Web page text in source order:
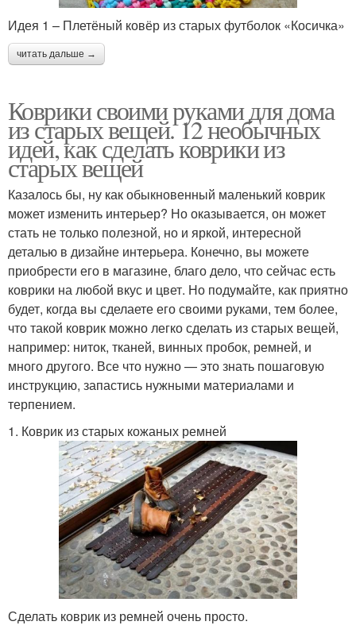
Идея 1 – Плетёный ковёр из старых футболок «Косичка»
читать дальше →
Коврики своими руками для дома
из старых вещей. 12 необычных
идей, как сделать коврики из
старых вещей
Казалось бы, ну как обыкновенный маленький коврик
может изменить интерьер? Но оказывается, он может
стать не только полезной, но и яркой, интересной
деталью в дизайне интерьера. Конечно, вы можете
приобрести его в магазине, благо дело, что сейчас есть
коврики на любой вкус и цвет. Но подумайте, как приятно
будет, когда вы сделаете его своими руками, тем более,
что такой коврик можно легко сделать из старых вещей,
например: ниток, тканей, винных пробок, ремней, и
много другого. Все что нужно — это знать пошаговую
инструкцию, запастись нужными материалами и
терпением.
1. Коврик из старых кожаных ремней
Сделать коврик из ремней очень просто.